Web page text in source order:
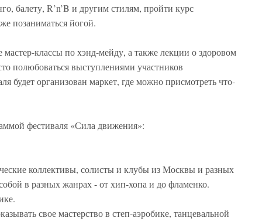
балету, R’n’B и другим стилям, пройти курс
позаниматься йогой.
классы по хэнд-мейду, а также лекции о здоровом
полюбоваться выступлениями участников
будет организован маркет, где можно присмотреть что-
фестиваля «Сила движения»:
коллективы, солисты и клубы из Москвы и разных
в разных жанрах - от хип-хопа и до фламенко.
свое мастерство в степ-аэробике, танцевальной